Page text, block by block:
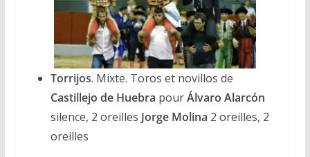
Torrijos. Mixte. Toros et novillos de
Castillejo de Huebra pourÁlvaro Alarcón
silence, 2 oreilles Jorge Molina 2 oreilles, 2
oreilles